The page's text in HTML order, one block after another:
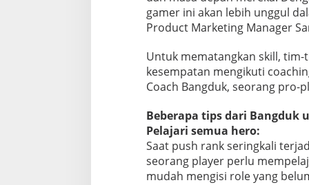
gamer ini akan lebih unggul
Product Marketing Manager
Untuk mematangkan skill,
kesempatan mengikuti
Coach Bangduk, seorang pro-
Beberapa tips dari Bangduk
Pelajari semua hero:
Saat push rank seringkali
seorang player perlu
mudah mengisi role yang